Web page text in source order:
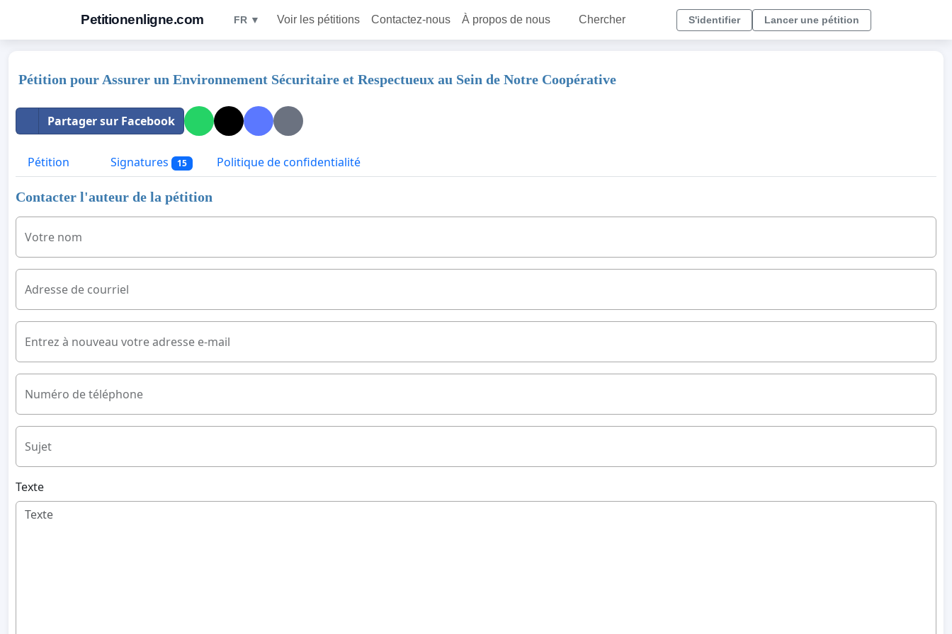
Petitionenligne.com FR ▼ Voir les pétitions Contactez-nous À propos de nous Chercher S'identifier Lancer une pétition
Pétition pour Assurer un Environnement Sécuritaire et Respectueux au Sein de Notre Coopérative
Partager sur Facebook
Pétition Signatures 15 Politique de confidentialité
Contacter l'auteur de la pétition
Votre nom
Adresse de courriel
Entrez à nouveau votre adresse e-mail
Numéro de téléphone
Sujet
Texte